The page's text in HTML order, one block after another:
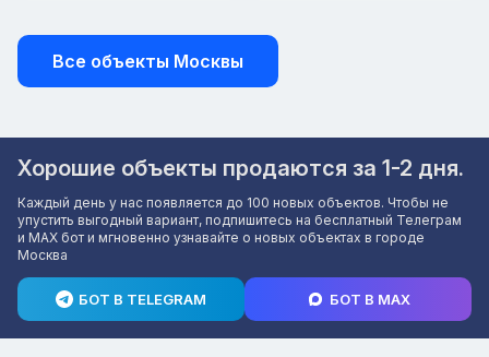
Все объекты Москвы
Хорошие объекты продаются за 1-2 дня.
Каждый день у нас появляется до 100 новых объектов. Чтобы не
упустить выгодный вариант, подпишитесь на бесплатный Телеграм
и MAX бот и мгновенно узнавайте о новых объектах в городе
Москва
БОТ В TELEGRAM БОТ В MAX